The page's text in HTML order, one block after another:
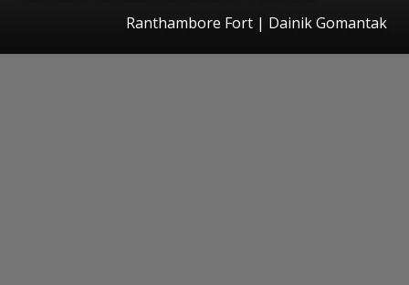
Ranthambore Fort | Dainik Gomantak